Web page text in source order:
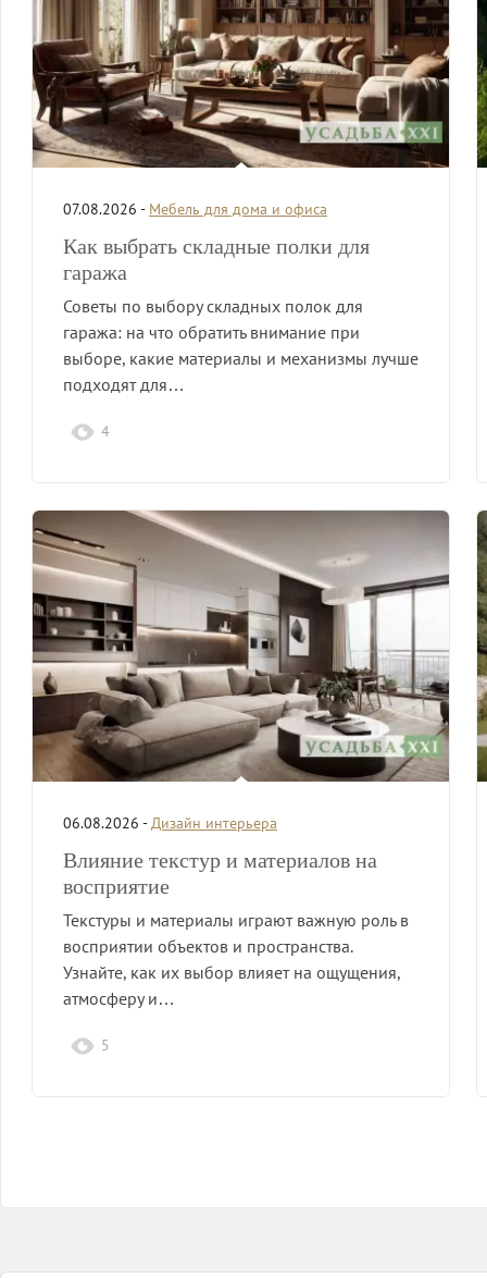
07.08.2026 - Мебель для дома и офиса
Как выбрать складные полки для
гаража
Советы по выбору складных полок для
гаража: на что обратить внимание при
выборе, какие материалы и механизмы лучше
подходят для…
4
06.08.2026 - Дизайн интерьера
Влияние текстур и материалов на
восприятие
Текстуры и материалы играют важную роль в
восприятии объектов и пространства.
Узнайте, как их выбор влияет на ощущения,
атмосферу и…
5